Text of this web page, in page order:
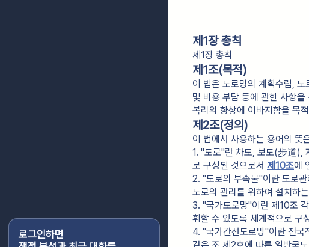
로그인하면
제1장 총칙
제1장 총칙
제1조(목적)
이 법은 도로망의 계획수립,
및 비용 부담 등에 관한 사항
복리의 향상에 이바지함을 목
제2조(정의)
이 법에서 사용하는 용어의 뜻
1. "도로"란 차도, 보도(步道),
로 구성된 것으로서 제10조에
2. "도로의 부속물"이란 도로
도로의 관리를 위하여 설치하
3. "국가도로망"이란 제10조
휘할 수 있도록 체계적으로 구
4. "국가간선도로망"이란 전국